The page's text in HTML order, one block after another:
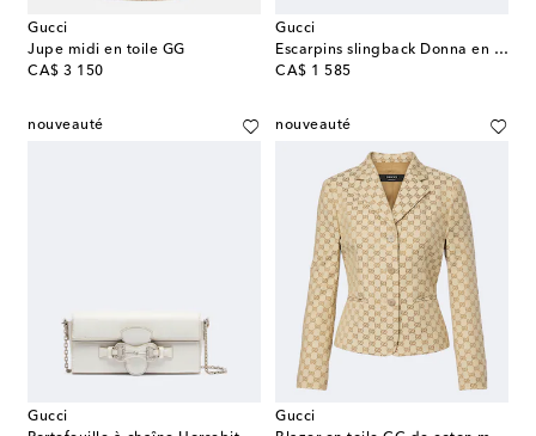
Gucci
Jupe midi en toile GG
CA$ 3 150
original price
Gucci
Escarpins slingback Donna en toile GG
CA$ 1 585
original price
nouveauté
Gucci
nouveauté
Gucci